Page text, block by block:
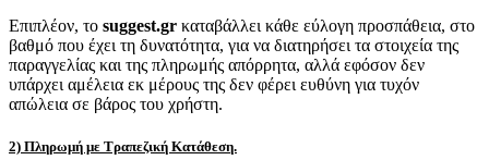
Επιπλέον, το suggest.gr καταβάλλει κάθε εύλογη προσπάθεια, στο
βαθμό που έχει τη δυνατότητα, για να διατηρήσει τα στοιχεία της
παραγγελίας και της πληρωμής απόρρητα, αλλά εφόσον δεν
υπάρχει αμέλεια εκ μέρους της δεν φέρει ευθύνη για τυχόν
απώλεια σε βάρος του χρήστη.
2) Πληρωμή με Τραπεζική Κατάθεση.